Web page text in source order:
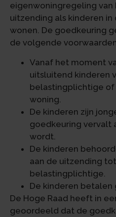
eigenwoningregeling
uitzending als kinderen
wonen. De goedkeuring
de volgende
Vanaf het moment
uitsluitend kinderen
belastingplichtige of
woning.
De kinderen zijn
goedkeuring vervalt
wordt.
De kinderen
aan de uitzending
belastingplichtige.
De kinderen betalen
De Hoge Raad heeft in
geoordeeld dat de